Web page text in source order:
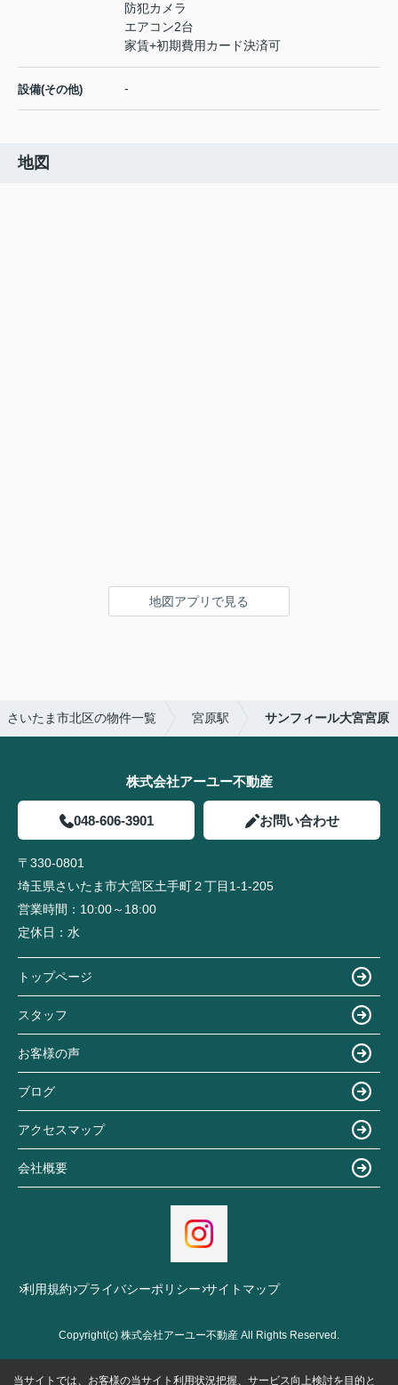
防犯カメラ
エアコン2台
家賃+初期費用カード決済可
設備(その他) -
地図
地図アプリで見る
さいたま市北区の物件一覧 宮原駅 サンフィール大宮宮原
株式会社アーユー不動産
048-606-3901 お問い合わせ
〒330-0801
埼玉県さいたま市大宮区土手町２丁目1-1-205
営業時間： 10:00～18:00
定休日： 水
トップページ
スタッフ
お客様の声
ブログ
アクセスマップ
会社概要
利用規約 プライバシーポリシー サイトマップ
Copyright(c) 株式会社アーユー不動産 All Rights Reserved.
当サイトでは、お客様の当サイト利用状況把握、サービス向上検討を目的と